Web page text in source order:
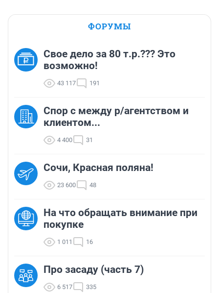
ФОРУМЫ
Свое дело за 80 т.р.??? Это
возможно!
43 117 191
Спор с между р/агентством и
клиентом...
4 400 31
Сочи, Красная поляна!
23 600 48
На что обращать внимание при
покупке
1 011 16
Про засаду (часть 7)
6 517 335